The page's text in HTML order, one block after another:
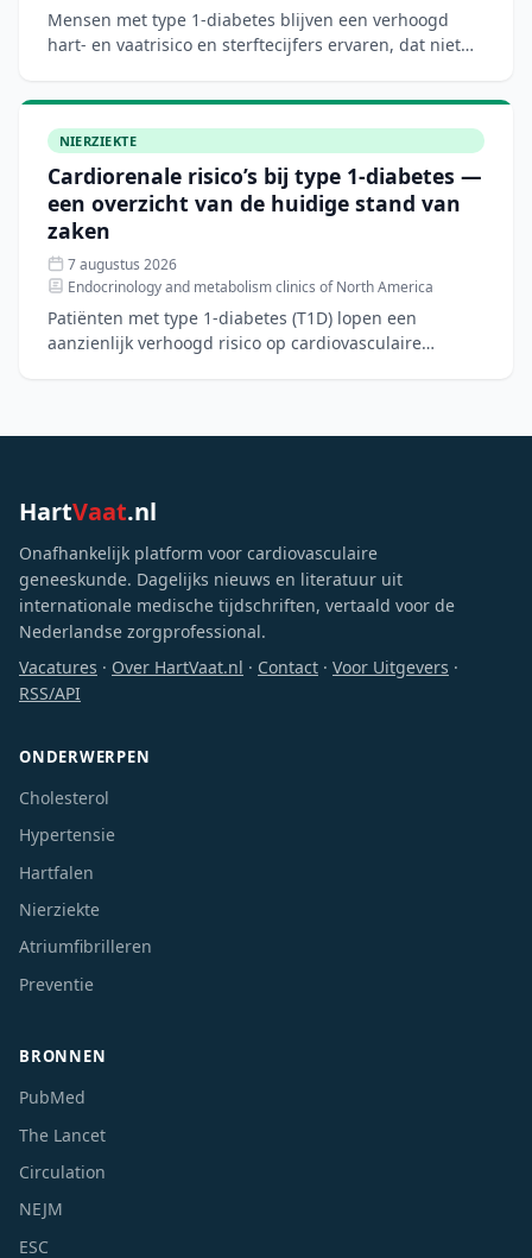
Mensen met type 1-diabetes blijven een verhoogd
hart- en vaatrisico en sterftecijfers ervaren, dat niet
NIERZIEKTE
Cardiorenale risico’s bij type 1-diabetes —
een overzicht van de huidige stand van
zaken
7 augustus 2026
Endocrinology and metabolism clinics of North America
Patiënten met type 1-diabetes (T1D) lopen een
aanzienlijk verhoogd risico op cardiovasculaire
HartVaat.nl
Onafhankelijk platform voor cardiovasculaire
geneeskunde. Dagelijks nieuws en literatuur uit
internationale medische tijdschriften, vertaald voor de
Nederlandse zorgprofessional.
Vacatures · Over HartVaat.nl · Contact · Voor Uitgevers ·
RSS/API
ONDERWERPEN
Cholesterol
Hypertensie
Hartfalen
Nierziekte
Atriumfibrilleren
Preventie
BRONNEN
PubMed
The Lancet
Circulation
NEJM
ESC